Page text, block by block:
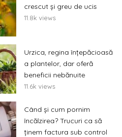
crescut și greu de ucis
11.8k views
Urzica, regina înțepăcioasă
a plantelor, dar oferă
beneficii nebănuite
11.6k views
Când și cum pornim
încălzirea? Trucuri ca să
ținem factura sub control